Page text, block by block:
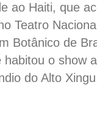
ao Haiti, que
Teatro
Botânico de
o show
do Alto